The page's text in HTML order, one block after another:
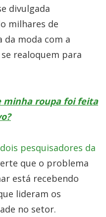
divulgada
milhares de
moda com a
realoquem para
minha roupa foi feita
pesquisadores da
que o problema
está recebendo
lideram os
no setor.